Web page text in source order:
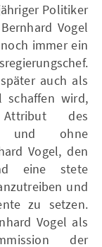
Politiker
Vogel
immer ein
auch als
schaffen wird,
des
und ohne
Vogel, den
eine stete
und
zu setzen.
Vogel als
der